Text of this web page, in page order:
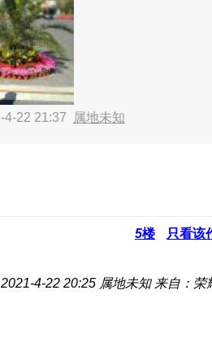
4-22 21:37 属地未知
5楼 只看该
4-22 20:25 属地未知 来自：荣